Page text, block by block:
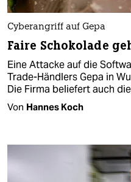
Cyberangriff auf Gepa
Faire Schokolade
Eine Attacke auf die
Trade-Händlers Gepa in
Die Firma beliefert auch
Von Hannes Koch